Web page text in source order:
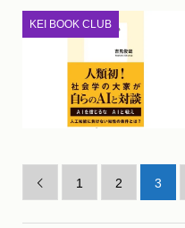
KEI BOOK CLUB
 1 2 3